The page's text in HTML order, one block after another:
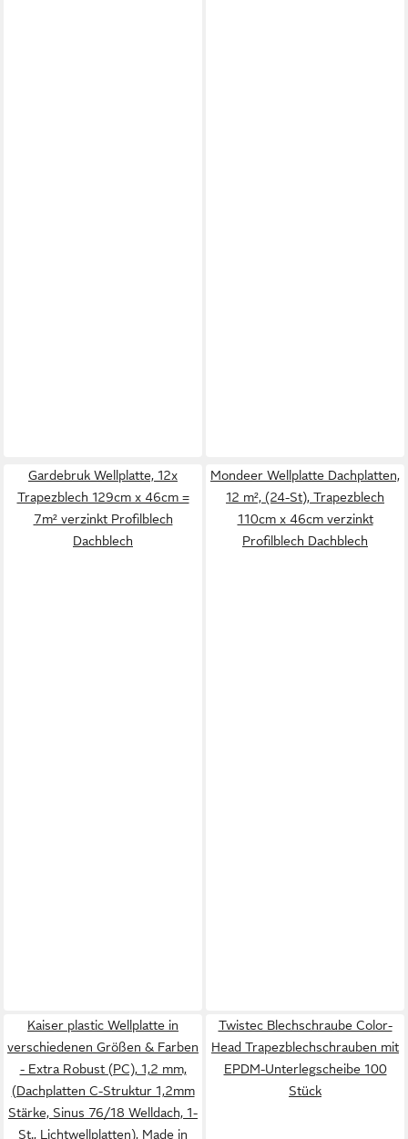
Gardebruk Wellplatte, 12x
Trapezblech 129cm x 46cm =
7m² verzinkt Profilblech
Dachblech
Mondeer Wellplatte Dachplatten,
12 m², (24-St), Trapezblech
110cm x 46cm verzinkt
Profilblech Dachblech
Kaiser plastic Wellplatte in
verschiedenen Größen & Farben
- Extra Robust (PC), 1,2 mm,
(Dachplatten C-Struktur 1,2mm
Stärke, Sinus 76/18 Welldach, 1-
St., Lichtwellplatten), Made in
Twistec Blechschraube Color-
Head Trapezblechschrauben mit
EPDM-Unterlegscheibe 100
Stück